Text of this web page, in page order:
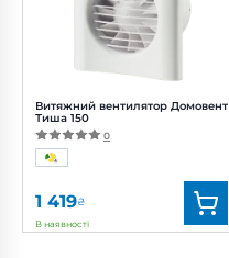
Потужність:
24 Вт
Рівень
Витяжний вентилятор Домовент
Тиша 150
0
1 419₴
В наявності